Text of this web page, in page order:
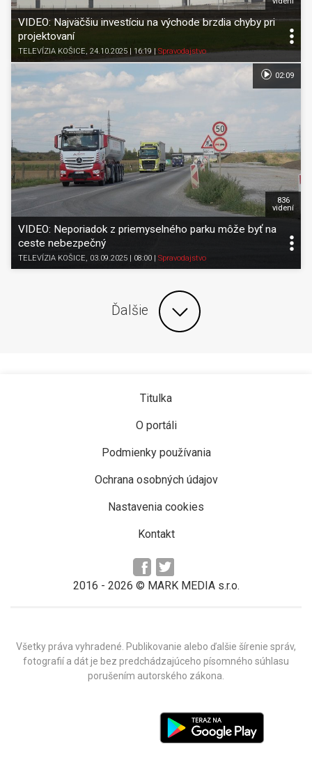
VIDEO: Najväčšiu investíciu na východe brzdia chyby pri
projektovaní
TELEVÍZIA KOŠICE, 24.10.2025 | 16:19 Spravodajstvo
VIDEO: Neporiadok z priemyselného parku môže byť na
ceste nebezpečný
TELEVÍZIA KOŠICE, 03.09.2025 | 08:00 Spravodajstvo
836
videní
02:09
Ďalšie
Titulka
O portáli
Podmienky používania
Ochrana osobných údajov
Nastavenia cookies
Kontakt
2016 - 2026 © MARK MEDIA s.r.o.
Všetky práva vyhradené. Publikovanie alebo ďalšie šírenie správ,
fotografií a dát je bez predchádzajúceho písomného súhlasu
porušením autorského zákona.